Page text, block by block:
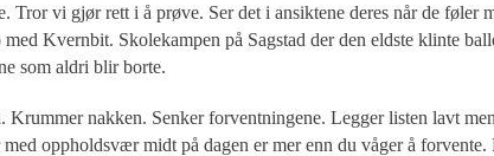
Tror vi gjør rett i å prøve. Ser det i ansiktene deres når de føler
Kvernbit. Skolekampen på Sagstad der den eldste klinte
som aldri blir borte.
Krummer nakken. Senker forventningene. Legger listen lavt
med oppholdsvær midt på dagen er mer enn du våger å